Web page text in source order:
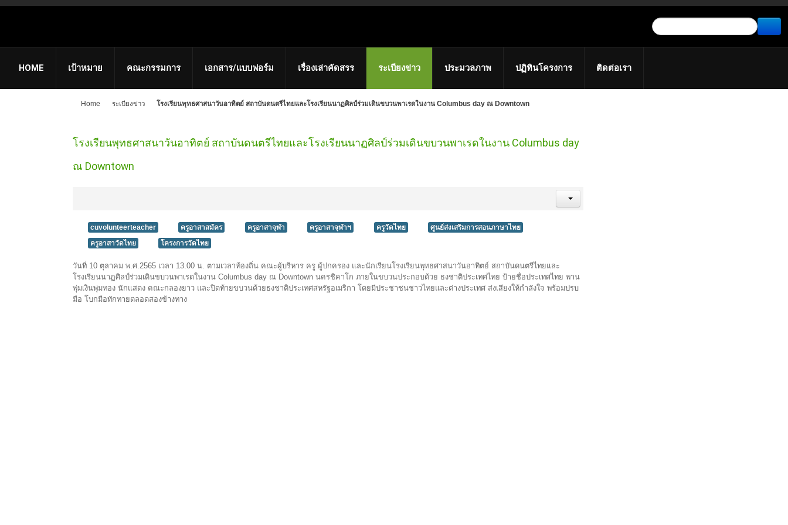
HOME เป้าหมาย คณะกรรมการ เอกสาร/แบบฟอร์ม เรื่องเล่าคัดสรร ระเบียงข่าว ประมวลภาพ ปฏิทินโครงการ ติดต่อเรา
Home ระเบียงข่าว โรงเรียนพุทธศาสนาวันอาทิตย์ สถาบันดนตรีไทยและโรงเรียนนาฏศิลป์ร่วมเดินขบวนพาเรดในงาน Columbus day ณ Downtown
โรงเรียนพุทธศาสนาวันอาทิตย์ สถาบันดนตรีไทยและโรงเรียนนาฏศิลป์ร่วมเดินขบวนพาเรดในงาน Columbus day
ณ Downtown
cuvolunteerteacher ครูอาสาสมัคร ครูอาสาจุฬา ครูอาสาจุฬาฯ ครูวัดไทย
ศูนย์ส่งเสริมการสอนภาษาไทย
ครูอาสาวัดไทย
โครงการวัดไทย
วันที่ 10 ตุลาคม พ.ศ.2565 เวลา 13.00 น. ตามเวลาท้องถิ่น คณะผู้บริหาร ครู ผู้ปกครอง และนักเรียนโรงเรียนพุทธศาสนาวันอาทิตย์ สถาบันดนตรีไทยและ
โรงเรียนนาฏศิลป์ร่วมเดินขบวนพาเรดในงาน Columbus day ณ Downtown นครชิคาโก ภายในขบวนประกอบด้วย ธงชาติประเทศไทย ป้ายชื่อประเทศไทย พาน
พุ่มเงินพุ่มทอง นักแสดง คณะกลองยาว และปิดท้ายขบวนด้วยธงชาติประเทศสหรัฐอเมริกา โดยมีประชาชนชาวไทยและต่างประเทศ ส่งเสียงให้กำลังใจ พร้อมปรบ
มือ โบกมือทักทายตลอดสองข้างทาง